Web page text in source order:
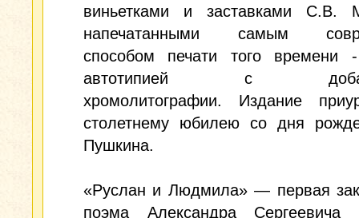
виньетками и заставками С.В.
напечатанными самым
способом печати того времени
автотипией с
хромолитографии. Издание
столетнему юбилею со дня
Пушкина.
«Руслан и Людмила» — первая
поэма Александра Сергеевича